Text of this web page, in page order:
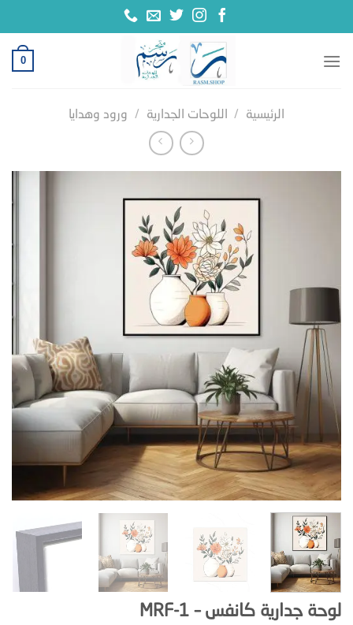
0
الرئيسية / اللوحات الجدارية / ورود وهدايا
لوحة جدارية كانفس – MRF-1